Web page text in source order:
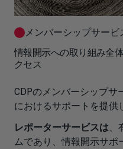
メンバーシップサービ
情報開示への取り組み全
クセス
CDPのメンバーシップサ
におけるサポートを提供
レポーターサービスは
ムであり、情報開示サ